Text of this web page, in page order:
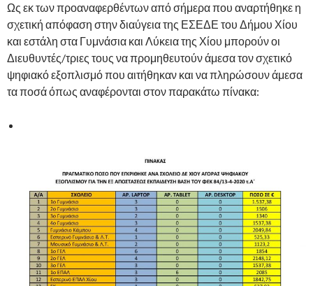
Ως εκ των προαναφερθέντων από σήμερα που αναρτήθηκε η
σχετική απόφαση στην διαύγεια της ΕΣΕΔΕ του Δήμου Χίου
και εστάλη στα Γυμνάσια και Λύκεια της Χίου μπορούν οι
Διευθυντές/τριες τους να προμηθευτούν άμεσα τον σχετικό
ψηφιακό εξοπλισμό που αιτήθηκαν και να πληρώσουν άμεσα
τα ποσά όπως αναφέρονται στον παρακάτω πίνακα: